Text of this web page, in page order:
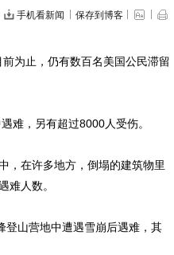
手机看新闻 保存到博客
为止，仍有数百名美国公民滞留
，另有超过8000人受伤。
在许多地方，倒塌的建筑物里
难人数。
山营地中遭遇雪崩后遇难，其